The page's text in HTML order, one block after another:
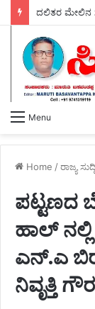
Menu
Home /ರಾಜ್ಯ ಸುದ್ದಿ
ಪಟ್ಟಣದ
ಹಾಲ್ ನಲ್ಲಿ
ಎನ್.ಎ
ನಿವೃತ್ತಿ